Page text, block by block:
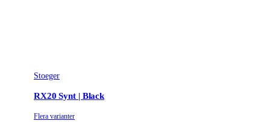
Stoeger
RX20 Synt | Black
Flera varianter